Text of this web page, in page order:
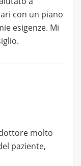
con un piano
esigenze. Mi
molto
paziente,